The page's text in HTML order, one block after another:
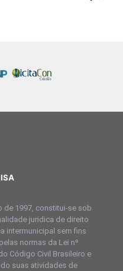
de 1997, constitui-se sob
juridica de direito
intermunicipal sem fins
normas da Lei nº
Código Civil Brasileiro e
suas atividades de